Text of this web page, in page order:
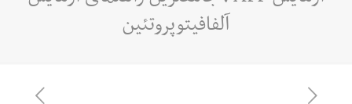
آلفافیتوپروتئین